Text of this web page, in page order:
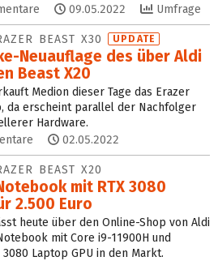
09.05.2022 Umfrage
BEAST X30 UPDATE
Neuauflage des über Aldi
Beast X20
Medion dieser Tage das Erazer
da erscheint parallel der Nachfolger
Hardware.
02.05.2022
BEAST X20
mit RTX 3080
2.500 Euro
heute über den Online-Shop von Aldi
mit Core i9-11900H und
3080 Laptop GPU in den Markt.